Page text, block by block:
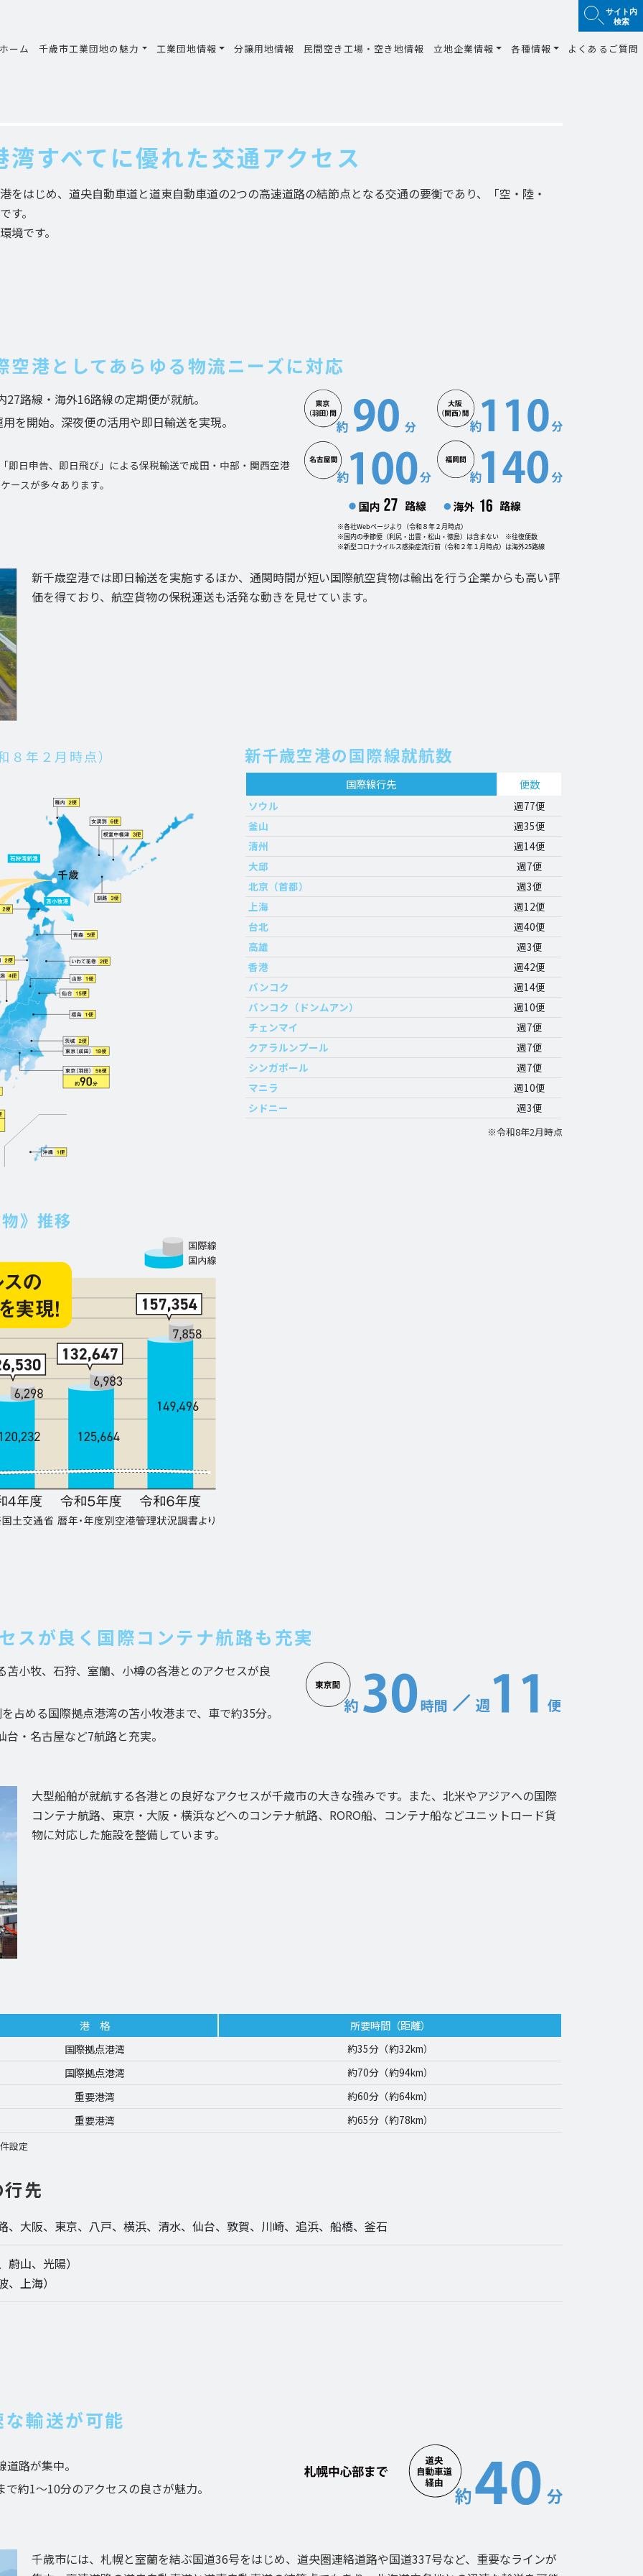
サイト内
検索
ホーム 千歳市工業団地の魅力 工業団地情報 分譲用地情報 民間空き工場・空き地情報 立地企業情報 各種情報 よくあるご質問
湾すべてに優れた交通アクセス
をはじめ、道央自動車道と道東自動車道の2つの高速道路の結節点となる交通の要衡であり、「空・陸・
す。
境です。
港としてあらゆる物流ニーズに対応
路線・海外16路線の定期便が就航。
を開始。深夜便の活用や即日輸送を実現。
即日申告、即日飛び」による保税輸送で成田・中部・関西空港
ースが多々あります。
新千歳空港では即日輸送を実施するほか、通関時間が短い国際航空貨物は輸出を行う企業からも高い評
価を得ており、航空貨物の保税運送も活発な動きを見せています。
８年２月時点）
》推移
新千歳空港の国際線就航数
国際線行先 便数
ソウル
週77便
釜山
週35便
清州
週14便
大邱
週7便
北京（首都）
週3便
上海
週12便
台北
週40便
高雄
週3便
香港
週42便
バンコク
週14便
バンコク（ドンムアン）
週10便
チェンマイ
週7便
クアラルンプール
週7便
シンガポール
週7便
マニラ
週10便
シドニー
週3便
※令和8年2月時点
スが良く 国際コンテナ航路も充実
苫小牧、石狩、室蘭、小樽の各港とのアクセスが良
占める国際拠点港湾の苫小牧港まで、車で約35分。
・名古屋など7航路と充実。
大型船舶が就航する各港との良好なアクセスが千歳市の大きな強みです。また、北米やアジアへの国際
コンテナ航路、東京・大阪・横浜などへのコンテナ航路、RORO船、コンテナ船などユニットロード貨
物に対応した施設を整備しています。
港 格
所要時間（距離）
国際拠点港湾
約35分（約32km）
国際拠点港湾 約70分（約94km）
重要港湾 約60分（約64km）
重要港湾 約65分（約78km）
設定
先
、大阪、東京、八戸、横浜、清水、仙台、敦賀、川崎、追浜、船橋、釜石
山、光陽）
上海）
輸送が可能
路が集中。
約1～10分のアクセスの良さが魅力。
千歳市には、札幌と室蘭を結ぶ国道36号をはじめ、道央圏連絡道路や国道337号など、重要なラインが